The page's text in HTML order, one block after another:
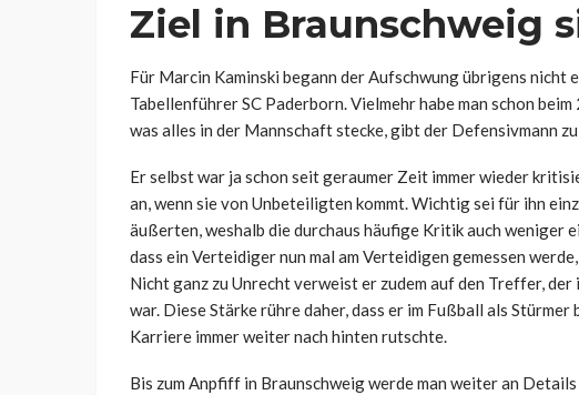
Ziel in Braunschweig
Für Marcin Kaminski begann der Aufschwung übrigens nicht
Tabellenführer SC Paderborn. Vielmehr habe man schon
was alles in der Mannschaft stecke, gibt der Defensivmann
Er selbst war ja schon seit geraumer Zeit immer wieder
an, wenn sie von Unbeteiligten kommt. Wichtig sei für ihn
äußerten, weshalb die durchaus häufige Kritik auch weniger
dass ein Verteidiger nun mal am Verteidigen gemessen
Nicht ganz zu Unrecht verweist er zudem auf den Treffer,
war. Diese Stärke rühre daher, dass er im Fußball als
Karriere immer weiter nach hinten rutschte.
Bis zum Anpfiff in Braunschweig werde man weiter an